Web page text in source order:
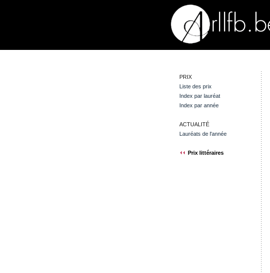
PRIX
Liste des prix
Index par lauréat
Index par année
ACTUALITÉ
Lauréats de l'année
Prix littéraires